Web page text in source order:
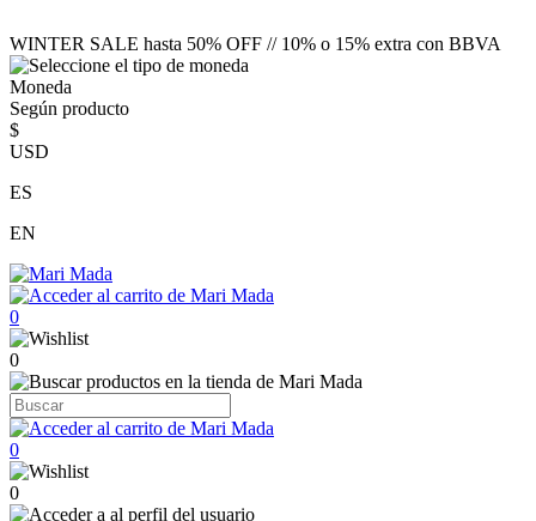
WINTER SALE hasta 50% OFF // 10% o 15% extra con BBVA
Moneda
Según producto
$
USD
ES
EN
0
0
0
0